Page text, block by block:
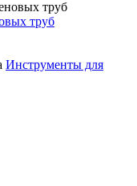
труб
Инструменты для